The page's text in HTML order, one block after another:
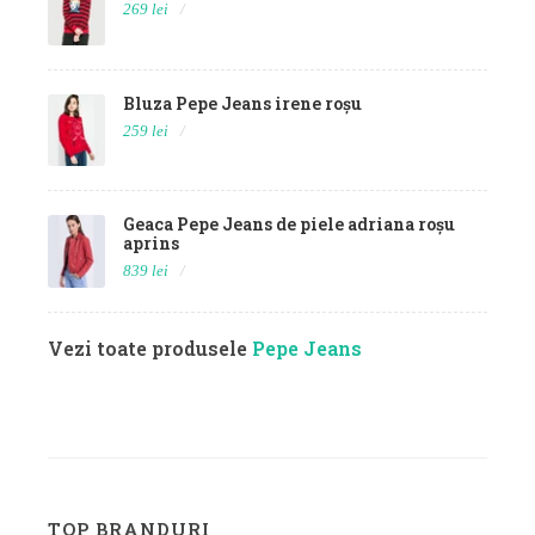
269 lei
Bluza Pepe Jeans irene roșu
259 lei
Geaca Pepe Jeans de piele adriana roșu
aprins
839 lei
Vezi toate produsele Pepe Jeans
TOP BRANDURI